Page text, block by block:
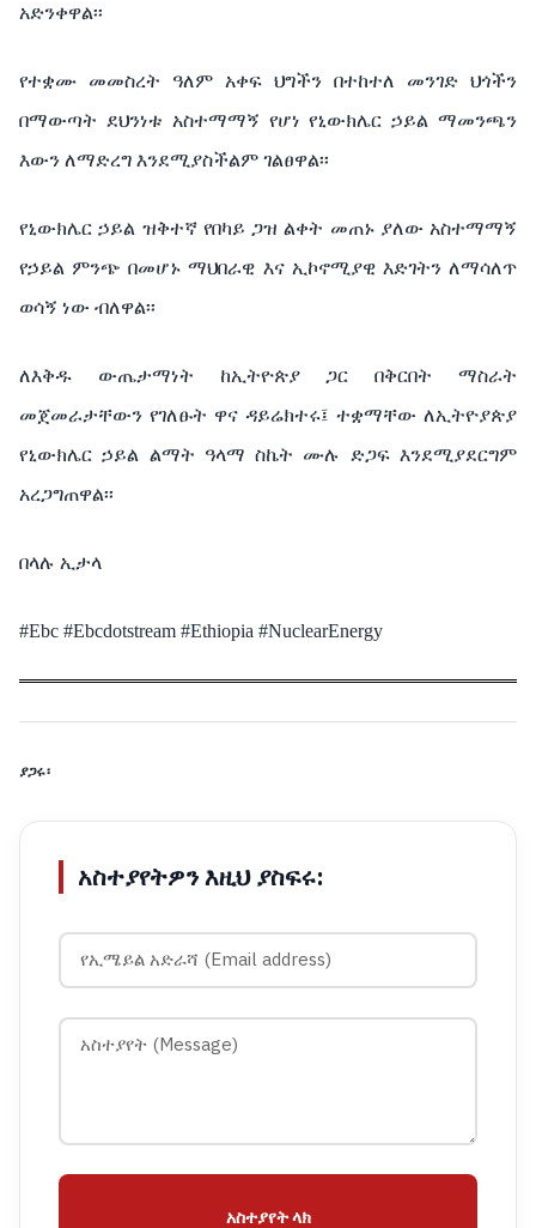
አድንቀዋል፡፡
የተቋሙ መመስረት ዓለም አቀፍ ህግችን በተከተለ መንገድ ህጎችን
በማውጣት ደህንነቱ አስተማማኝ የሆነ የኒውክሌር ኃይል ማመንጫን
እውን ለማድረግ እንደሚያስችልም ገልፀዋል፡፡
የኒውክሌር ኃይል ዝቅተኛ የበካይ ጋዝ ልቀት መጠኑ ያለው አስተማማኝ
የኃይል ምንጭ በመሆኑ ማህበራዊ እና ኢኮኖሚያዊ እድገትን ለማሳለጥ
ወሳኝ ነው ብለዋል፡፡
ለእቅዱ ውጤታማነት ከኢትዮጵያ ጋር በቅርበት ማስራት
መጀመራታቸውን የገለፁት ዋና ዳይሬክተሩ፤ ተቋማቸው ለኢትዮያጵያ
የኒውክሌር ኃይል ልማት ዓላማ ስኬት ሙሉ ድጋፍ እንደሚያደርግም
አረጋግጠዋል፡፡
በላሉ ኢታላ
#Ebc #Ebcdotstream #Ethiopia #NuclearEnergy
ያጋሩ፡
አስተያየትዎን እዚህ ያስፍሩ:
አስተያየት ላክ